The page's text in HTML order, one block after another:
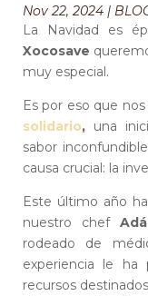
Nov 22, 2024|
La Navidad es
Xocosave
muy especial.
Es por eso que
solidario, una
sabor
causa crucial: la
Este último año
nuestro chef
rodeado de
experiencia le
recursos